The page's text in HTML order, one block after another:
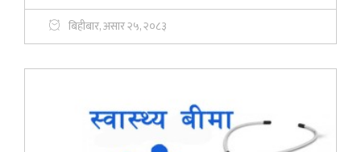
बिहीबार, असार २५, २०८३